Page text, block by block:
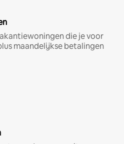
die je voor
maandelijkse betalingen